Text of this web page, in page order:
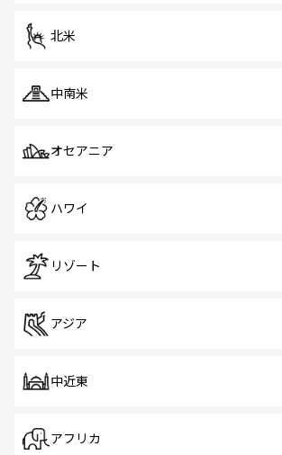
北米
中南米
オセアニア
ハワイ
リゾート
アジア
中近東
アフリカ